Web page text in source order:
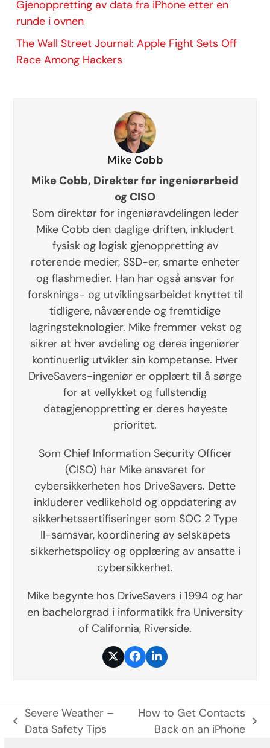
Gjenoppretting av data fra iPhone etter en
runde i ovnen
The Wall Street Journal: Apple Fight Sets Off
Race Among Hackers
Mike Cobb
Mike Cobb, Direktør for ingeniørarbeid
og CISO
Som direktør for ingeniøravdelingen leder
Mike Cobb den daglige driften, inkludert
fysisk og logisk gjenoppretting av
roterende medier, SSD-er, smarte enheter
og flashmedier. Han har også ansvar for
forsknings- og utviklingsarbeidet knyttet til
tidligere, nåværende og fremtidige
lagringsteknologier. Mike fremmer vekst og
sikrer at hver avdeling og deres ingeniører
kontinuerlig utvikler sin kompetanse. Hver
DriveSavers-ingeniør er opplært til å sørge
for at vellykket og fullstendig
datagjenoppretting er deres høyeste
prioritet.
Som Chief Information Security Officer
(CISO) har Mike ansvaret for
cybersikkerheten hos DriveSavers. Dette
inkluderer vedlikehold og oppdatering av
sikkerhetssertifiseringer som SOC 2 Type
II-samsvar, koordinering av selskapets
sikkerhetspolicy og opplæring av ansatte i
cybersikkerhet.
Mike begynte hos DriveSavers i 1994 og har
en bachelorgrad i informatikk fra University
of California, Riverside.
TwitterFacebook
LinkedIn
previous
Severe Weather –
Data Safety Tips
How to Get Contacts
Back on an iPhone